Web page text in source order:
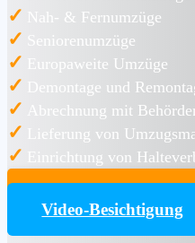
✓ Nah- & Fernumzüge
✓ Seniorenumzüge
✓ Europaweite Umzüge
✓ Demontage und
✓ Abrechnung mit
✓ Lieferung von
✓ Einrichtung von
Video-Besichtigung